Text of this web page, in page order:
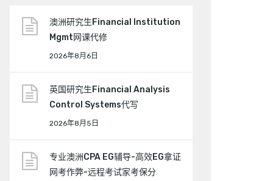
澳洲研究生Financial Institution
Mgmt网课代修
2026年8月6日
英国研究生Financial Analysis
Control Systems代写
2026年8月5日
专业澳洲CPA EG辅导-高效EG拿证
网考作弊-远程考试家考保分